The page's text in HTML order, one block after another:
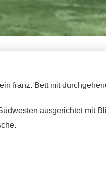
franz. Bett mit
ausgerichtet mit